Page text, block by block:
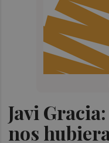
Javi
nos